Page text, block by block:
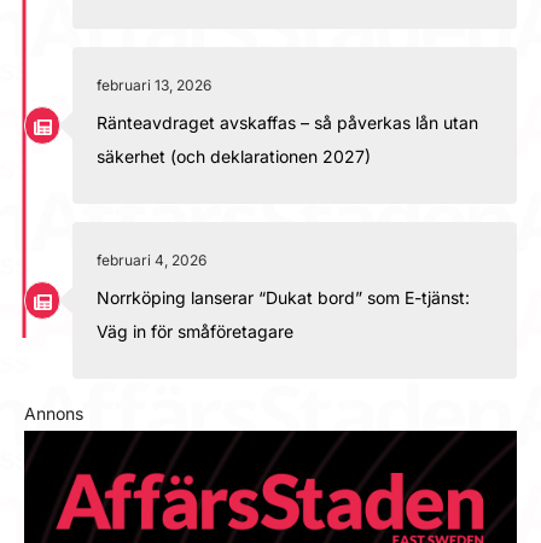
februari 13, 2026
Ränteavdraget avskaffas – så påverkas lån utan
säkerhet (och deklarationen 2027)
februari 4, 2026
Norrköping lanserar “Dukat bord” som E-tjänst:
Väg in för småföretagare
Annons